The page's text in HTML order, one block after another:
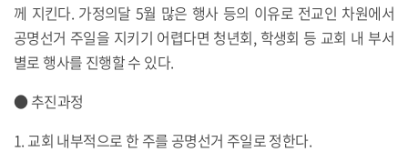
께 지킨다. 가정의달 5월 많은 행사 등의 이유로 전교인 차원에서
공명선거 주일을 지키기 어렵다면 청년회, 학생회 등 교회 내 부서
별로 행사를 진행할 수 있다.
● 추진과정
1. 교회 내부적으로 한 주를 공명선거 주일로 정한다.